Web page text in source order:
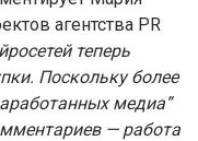
агентства PR
теперь
Поскольку более
медиа”
— работа